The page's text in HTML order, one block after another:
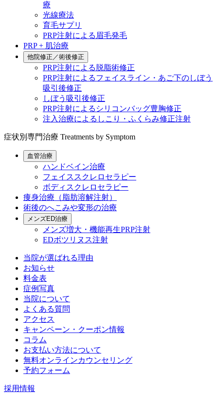
療
光線療法
育毛サプリ
PRP注射による眉毛発毛
PRP + 肌治療
他院修正／術後修正
PRP注射による脱脂術修正
PRP注射によるフェイスライン・あご下のしぼう
吸引後修正
しぼう吸引後修正
PRP注射によるシリコンバッグ豊胸修正
注入治療によるしこり・ふくらみ修正注射
症状別専門治療 Treatments by Symptom
血管治療
ハンドベイン治療
フェイススクレロセラピー
ボディスクレロセラピー
痩身治療（脂肪溶解注射）
術後のへこみや変形の治療
メンズED治療
メンズ増大・機能再生PRP注射
EDボツリヌス注射
当院が選ばれる理由
お知らせ
料金表
症例写真
当院について
よくある質問
アクセス
キャンペーン・クーポン情報
コラム
お支払い方法について
無料オンラインカウンセリング
予約フォーム
採用情報